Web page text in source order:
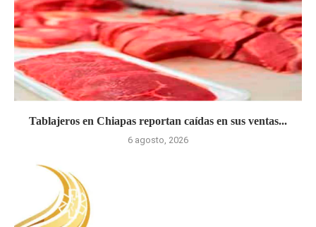
Tablajeros en Chiapas reportan caídas en sus ventas...
6 agosto, 2026